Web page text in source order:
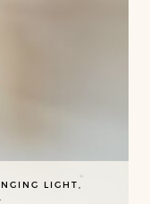
LIGHT,